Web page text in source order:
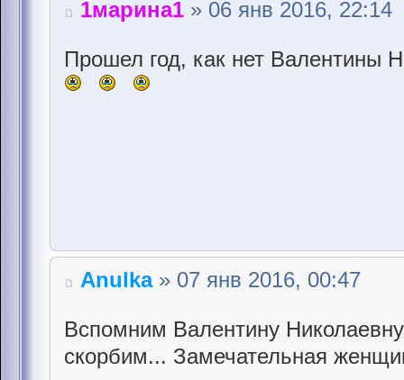
1марина1 » 06 янв 2016, 22:14
Прошел год, как нет Валентины
Anulka» 07 янв 2016, 00:47
Вспомним Валентину
скорбим... Замечательная